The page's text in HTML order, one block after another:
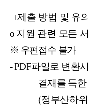
□제출 방법 및 유
o 지원 관련 모든
※ 우편접수 불가
-PDF파일로 변환
결재를 득
(정부산하